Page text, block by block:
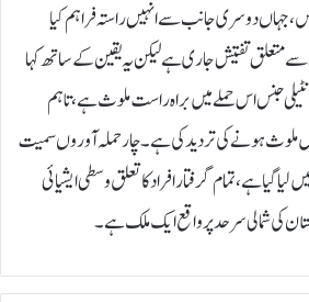
جہاں دوسری جانب سے انہیں راستہ فراہم کیا
متعلق تفتیش جاری ہے لیکن یہ یقین کے ساتھ کہا
جنس اس حملے میں براہ راست ملوث ہے، تاہم
ملوث ہونے کی تردید کی ہے۔چار حملہ آوروں سمیت
گیا ہے، تمام گرفتار افراد کا تعلق وسطی ایشیائی
کی شمالی سرحد پر واقع ایک ملک ہے۔